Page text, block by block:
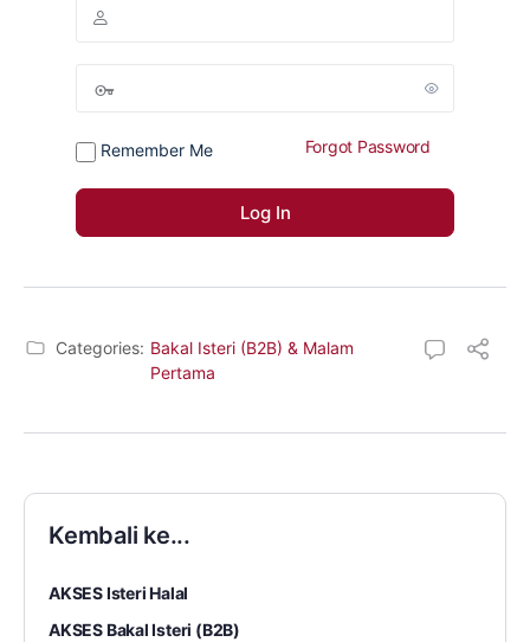
Remember Me Forgot Password
Categories: Bakal Isteri (B2B) & Malam
Pertama
Kembali ke...
AKSES Isteri Halal
AKSES Bakal Isteri (B2B)